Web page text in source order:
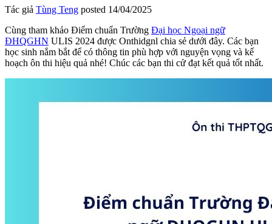
Tác giả Tùng Teng posted 14/04/2025
Cùng tham khảo Điểm chuẩn Trường Đại học Ngoại ngữ
ĐHQGHN ULIS 2024 được Onthidgnl chia sẻ dưới đây. Các bạn
học sinh nắm bắt để có thông tin phù hợp với nguyện vọng và kế
hoạch ôn thi hiệu quả nhé! Chúc các bạn thi cử đạt kết quả tốt nhất.